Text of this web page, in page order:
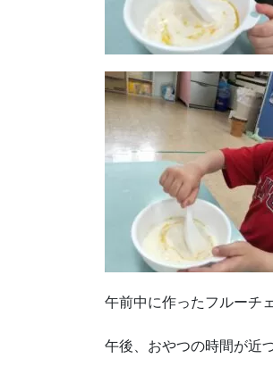
午前中に作ったフルーチ
午後、おやつの時間が近